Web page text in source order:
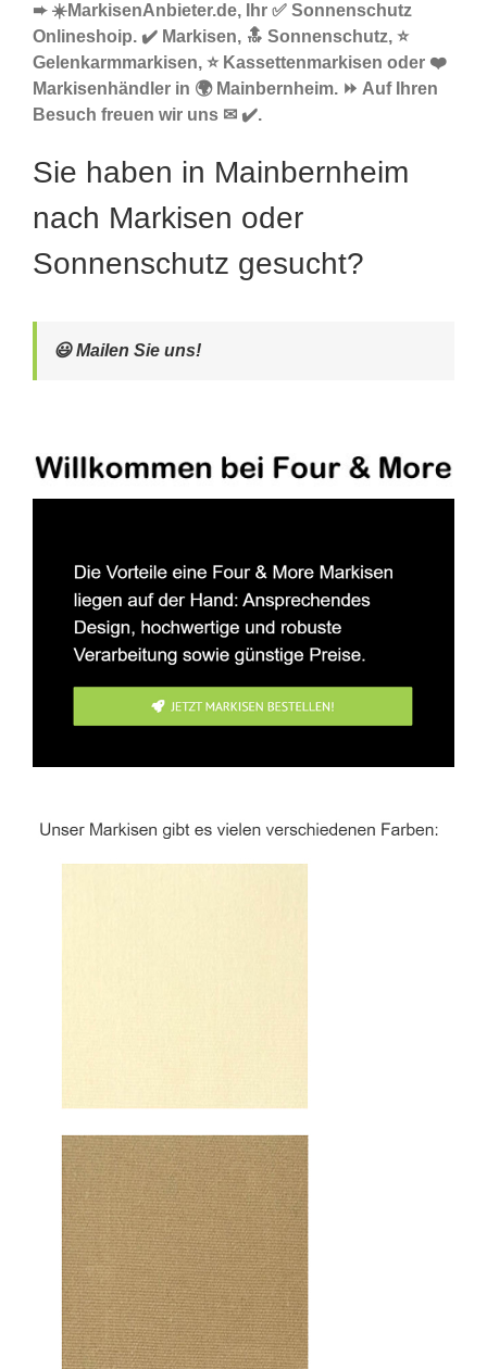
➨ ☀️MarkisenAnbieter.de, Ihr ✅ Sonnenschutz
Onlineshoip. ✔️ Markisen, 🔝 Sonnenschutz, ⭐
Gelenkarmmarkisen, ⭐ Kassettenmarkisen oder ❤️
Markisenhändler in 🌍 Mainbernheim. ⏩ Auf Ihren
Besuch freuen wir uns ✉ ✔️.
Sie haben in Mainbernheim
nach Markisen oder
Sonnenschutz gesucht?
😃 Mailen Sie uns!